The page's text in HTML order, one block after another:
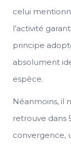
celui
l’activité
principe
absolument
espèce.
Néanmoins, il
retrouve dans
convergence,